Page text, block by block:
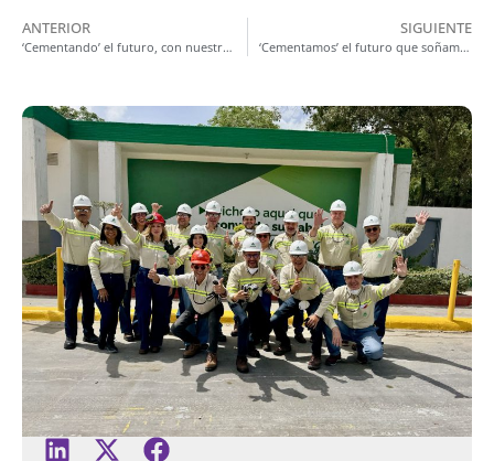
ANTERIOR
‘Cementando’ el futuro, con nuestros valores como base
SIGUIENTE
‘Cementamos’ el futuro que soñamos cuidando a las personas y al medio ambiente